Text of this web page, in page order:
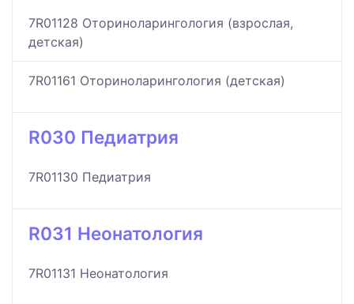
7R01128 Оториноларингология (взрослая,
детская)
7R01161 Оториноларингология (детская)
R030 Педиатрия
7R01130 Педиатрия
R031 Неонатология
7R01131 Неонатология